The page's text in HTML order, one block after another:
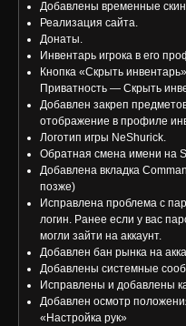
Добавлены временные
Реализация сайта.
Донаты.
Инвентарь игрока в его
Кнопка «Скрыть
Приватность — Скрыть
Добавлен закреп
отображение в профиле
Логотип игры NeShurick.
Обратная смена имени на
Добавлена вкладка
позже)
Исправлена проблема с
логин. Ранее если у вас
могли зайти на аккаунт.
Добавлен бан рынка на
Добавлены системные
Исправлены и добавлены
Добавлен осмотр
«Настройка рук»